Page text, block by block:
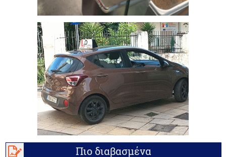
Πιο διαβασμένα